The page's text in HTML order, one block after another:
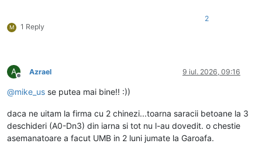
M 1 Reply
2
A
Deconectat
Azrael 9 iul. 2026, 09:16
@mike_us se putea mai bine!! :))
daca ne uitam la firma cu 2 chinezi...toarna saracii betoane la 3
deschideri (A0-Dn3) din iarna si tot nu l-au dovedit. o chestie
asemanatoare a facut UMB in 2 luni jumate la Garoafa.